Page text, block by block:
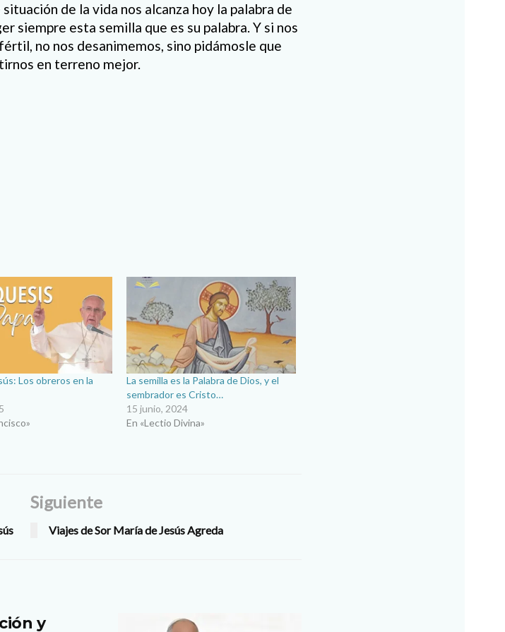
de la vida nos alcanza hoy la palabra de
siempre esta semilla que es su palabra. Y si nos
no nos desanimemos, sino pidámosle que
en terreno mejor.
Los obreros en la
La semilla es la Palabra de Dios, y el
sembrador es Cristo…
15 junio, 2024
En «Lectio Divina»
Siguiente
Viajes de Sor María de Jesús Agreda
y